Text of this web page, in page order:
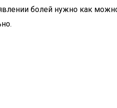
болей нужно как